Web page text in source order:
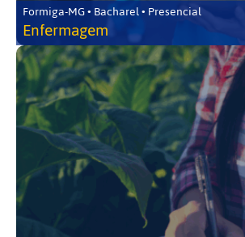
Formiga-MG • Bacharel • Presencial
Enfermagem